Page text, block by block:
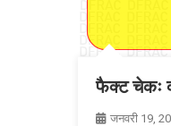
फैक्ट चेकः
जनवरी 19,